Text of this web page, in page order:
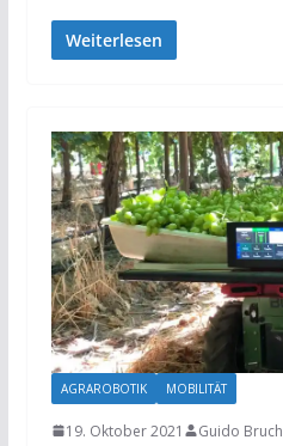
Weiterlesen
AGRAROBOTIK MOBILITÄT
19. Oktober 2021 Guido Bruch